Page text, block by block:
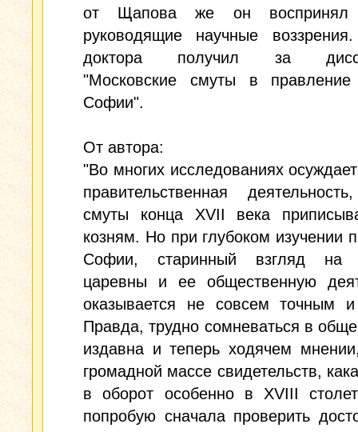
от Щапова же он
руководящие научные
доктора получил за
"Московские смуты в
Софии".
От автора:
"Во многих исследованиях
правительственная
смуты конца XVII века
козням. Но при глубоком изучении
Софии, старинный взгляд на
царевны и ее общественную
оказывается не совсем точным
Правда, трудно сомневаться в
издавна и теперь ходячем
громадной массе свидетельств,
в оборот особенно в XVIII
попробую сначала проверить